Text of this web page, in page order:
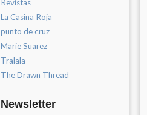
Revistas
La Casina Roja
punto de cruz
Marie Suarez
Tralala
The Drawn Thread
Newsletter